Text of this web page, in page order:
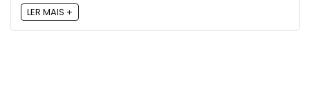
LER MAIS +